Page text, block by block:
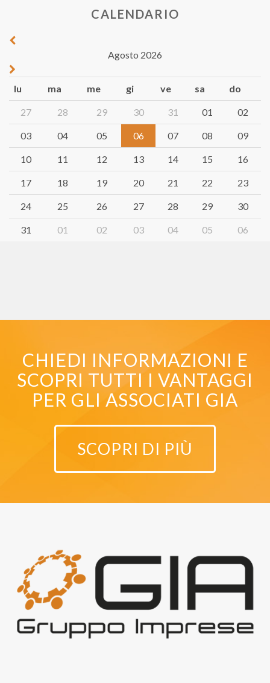
CALENDARIO
Agosto 2026
lu ma me gi ve sa do
27 28 29 30 31 01 02
03 04 05 06 07 08 09
10 11 12 13 14 15 16
17 18 19 20 21 22 23
24 25 26 27 28 29 30
31 01 02 03 04 05 06
CHIEDI INFORMAZIONI E
SCOPRI TUTTI I VANTAGGI
PER GLI ASSOCIATI GIA
SCOPRI DI PIÙ